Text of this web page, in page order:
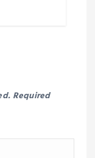
Required